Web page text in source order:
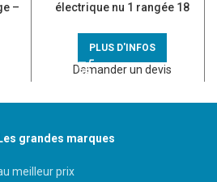
–
électrique nu 1 rangée 18
PLUS D'INFOS
Demander un devis
grandes marques
meilleur prix